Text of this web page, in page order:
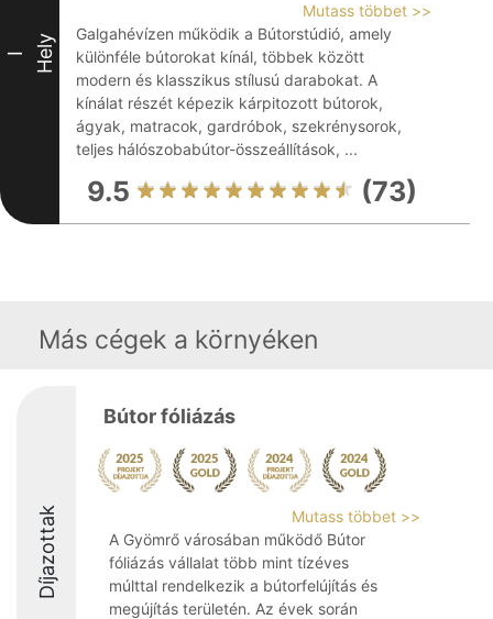
I Hely
Mutass többet >>
Galgahévízen működik a Bútorstúdió, amely
különféle bútorokat kínál, többek között
modern és klasszikus stílusú darabokat. A
kínálat részét képezik kárpitozott bútorok,
ágyak, matracok, gardróbok, szekrénysorok,
teljes hálószobabútor-összeállítások, ...
9.5 (73)
Más cégek a környéken
Díjazottak
Bútor fóliázás
Mutass többet >>
A Gyömrő városában működő Bútor
fóliázás vállalat több mint tízéves
múlttal rendelkezik a bútorfelújítás és
megújítás területén. Az évek során